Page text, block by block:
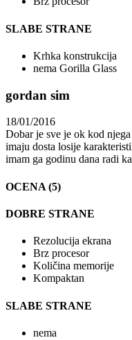
SLABE STRANE
Krhka konstrukcija
nema Gorilla Glass
gordan sim
18/01/2016
Dobar je sve je ok kod
imaju dosta losije
imam ga godinu dana radi
OCENA (5)
DOBRE STRANE
Rezolucija ekrana
Brz procesor
Količina memorije
Kompaktan
SLABE STRANE
nema